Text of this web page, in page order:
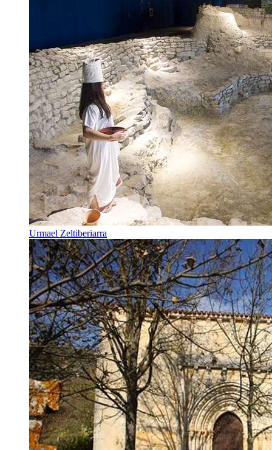
Urmael Zeltiberiarra